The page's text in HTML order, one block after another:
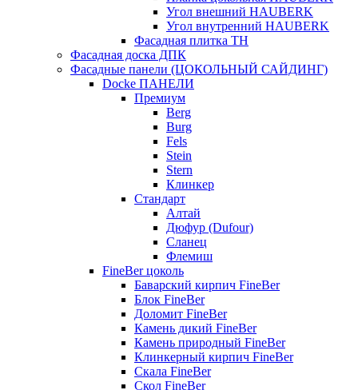
Угол внешний HAUBERK
Угол внутренний HAUBERK
Фасадная плитка ТН
Фасадная доска ДПК
Фасадные панели (ЦОКОЛЬНЫЙ САЙДИНГ)
Docke ПАНЕЛИ
Премиум
Berg
Burg
Fels
Stein
Stern
Клинкер
Стандарт
Алтай
Дюфур (Dufour)
Сланец
Флемиш
FineBer цоколь
Баварский кирпич FineBer
Блок FineBer
Доломит FineBer
Камень дикий FineBer
Камень природный FineBer
Клинкерный кирпич FineBer
Скала FineBer
Скол FineBer